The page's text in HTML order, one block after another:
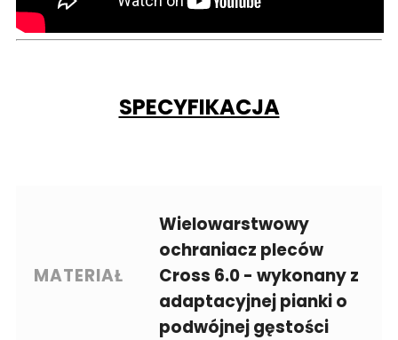
SPECYFIKACJA
MATERIAŁ
Wielowarstwowy
ochraniacz pleców
Cross 6.0 - wykonany z
adaptacyjnej pianki o
podwójnej gęstości